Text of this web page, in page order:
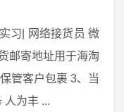
习| 网络接货员 微
邮寄地址用于海淘
管客户包裹 3、当
人为丰 ...